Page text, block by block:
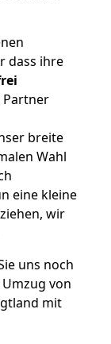
dass ihre
Partner
breite
Wahl
eine kleine
wir
uns noch
von
mit